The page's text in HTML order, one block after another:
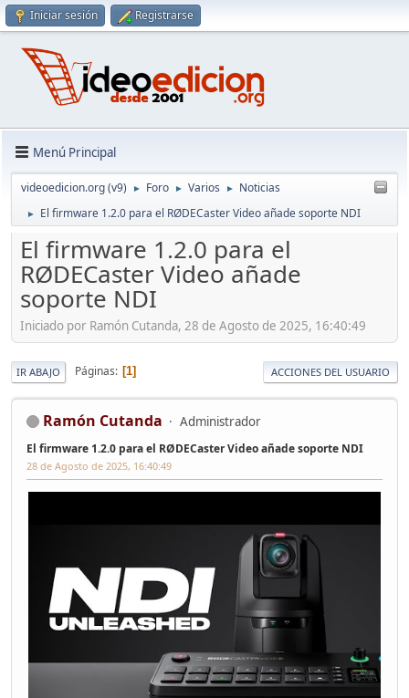
Iniciar sesión Registrarse
Menú Principal
videoedicion.org (v9) ► Foro ► Varios ► Noticias
► El firmware 1.2.0 para el RØDECaster Video añade soporte NDI
El firmware 1.2.0 para el
RØDECaster Video añade
soporte NDI
Iniciado por Ramón Cutanda, 28 de Agosto de 2025, 16:40:49
IR ABAJO Páginas 1 ACCIONES DEL USUARIO
Ramón Cutanda Administrador
El firmware 1.2.0 para el RØDECaster Video añade soporte NDI
28 de Agosto de 2025, 16:40:49